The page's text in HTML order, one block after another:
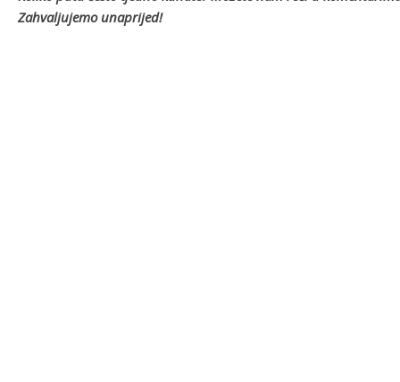
Zahvaljujemo unaprijed!